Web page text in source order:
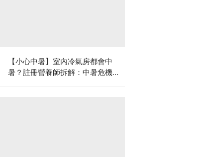
【小心中暑】室內冷氣房都會中
暑？註冊營養師拆解：中暑危機及